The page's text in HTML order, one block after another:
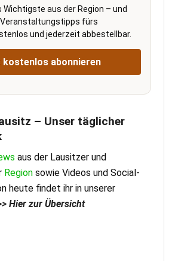
Wichtigste aus der Region – und
fürs
und jederzeit abbestellbar.
abonnieren
– Unser täglicher
aus der Lausitzer und
Region sowie Videos und Social-
heute findet ihr in unserer
Hier zur Übersicht